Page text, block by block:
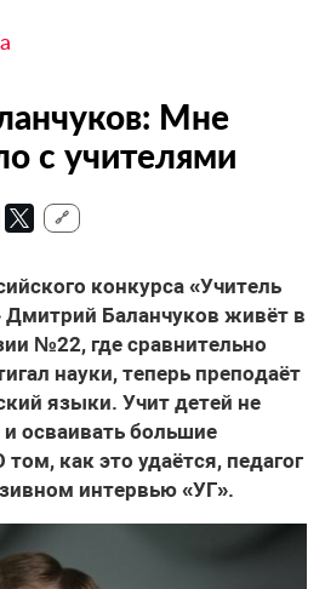
Мне
с учителями
🔗
конкурса «Учитель
Дмитрий Баланчуков живёт в
№22, где сравнительно
науки, теперь преподаёт
языки. Учит детей не
осваивать большие
как это удаётся, педагог
интервью «УГ».